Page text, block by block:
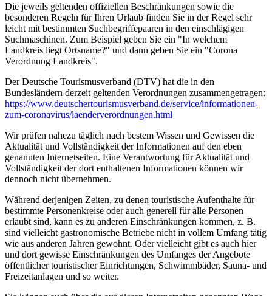
Die jeweils geltenden offiziellen Beschränkungen sowie die
besonderen Regeln für Ihren Urlaub finden Sie in der Regel sehr
leicht mit bestimmten Suchbegriffepaaren in den einschlägigen
Suchmaschinen. Zum Beispiel geben Sie ein "In welchem
Landkreis liegt Ortsname?" und dann geben Sie ein "Corona
Verordnung Landkreis".
Der Deutsche Tourismusverband (DTV) hat die in den
Bundesländern derzeit geltenden Verordnungen zusammengetragen:
https://www.deutscher­tourismusverband.de/­service/­informationen-
zum-coronavirus/­laenderverordnungen.html
Wir prüfen nahezu täglich nach bestem Wissen und Gewissen die
Aktualität und Vollständigkeit der Informationen auf den eben
genannten Internetseiten. Eine Verantwortung für Aktualität und
Vollständigkeit der dort enthaltenen Informationen können wir
dennoch nicht übernehmen.
Während derjenigen Zeiten, zu denen touristische Aufenthalte für
bestimmte Personenkreise oder auch generell für alle Personen
erlaubt sind, kann es zu anderen Einschränkungen kommen, z. B.
sind vielleicht gastronomische Betriebe nicht in vollem Umfang tätig
wie aus anderen Jahren gewohnt. Oder vielleicht gibt es auch hier
und dort gewisse Einschränkungen des Umfanges der Angebote
öffentlicher touristischer Einrichtungen, Schwimmbäder, Sauna- und
Freizeitanlagen und so weiter.